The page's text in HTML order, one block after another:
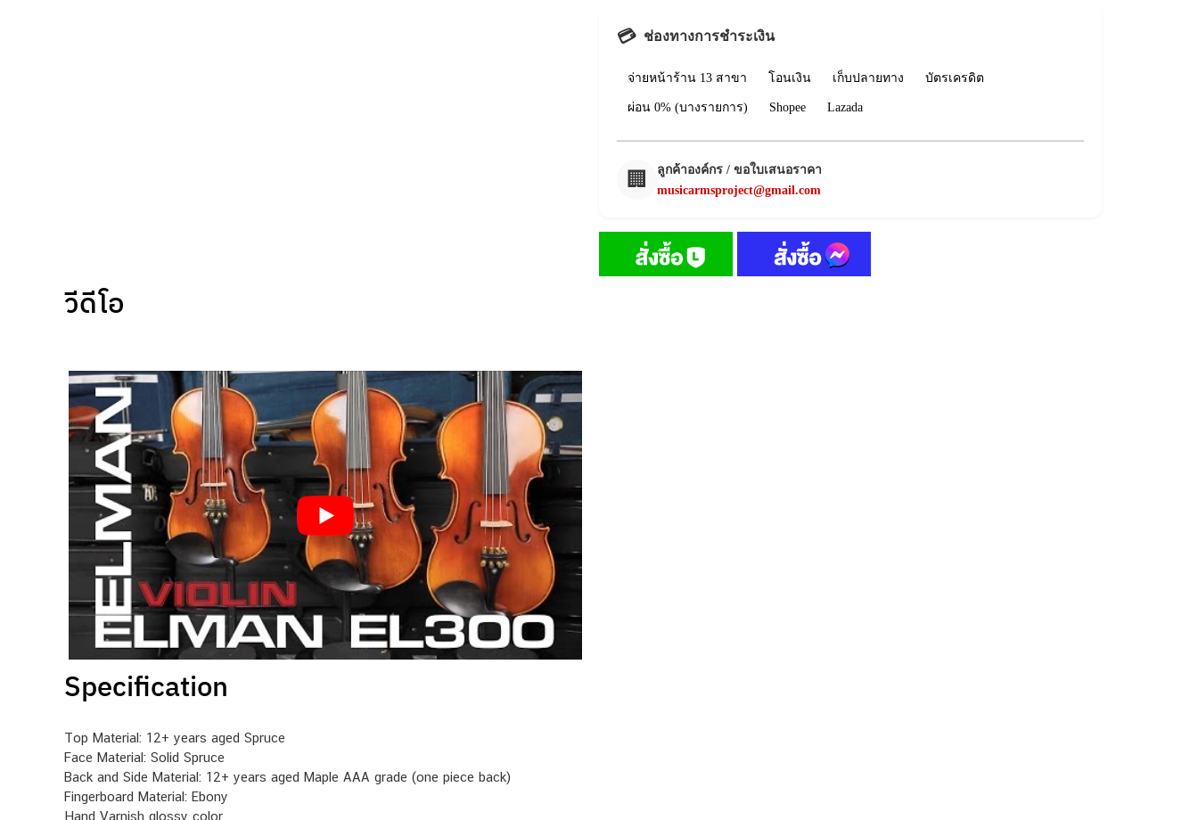
💳 ช่องทางการชำระเงิน
จ่ายหน้าร้าน 13 สาขา โอนเงิน เก็บปลายทาง บัตรเครดิต
ผ่อน 0% (บางรายการ) Shopee Lazada
🏢
ลูกค้าองค์กร / ขอใบเสนอราคา
musicarmsproject@gmail.com
วีดีโอ
Specification
Top Material: 12+ years aged Spruce
Face Material: Solid Spruce
Back and Side Material: 12+ years aged Maple AAA grade (one piece back)
Fingerboard Material: Ebony
Hand Varnish glossy color